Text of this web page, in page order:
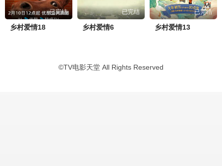
已完结
乡村爱情18
已完结
乡村爱情6
已完结
乡村爱情13
©TV电影天堂 All Rights Reserved